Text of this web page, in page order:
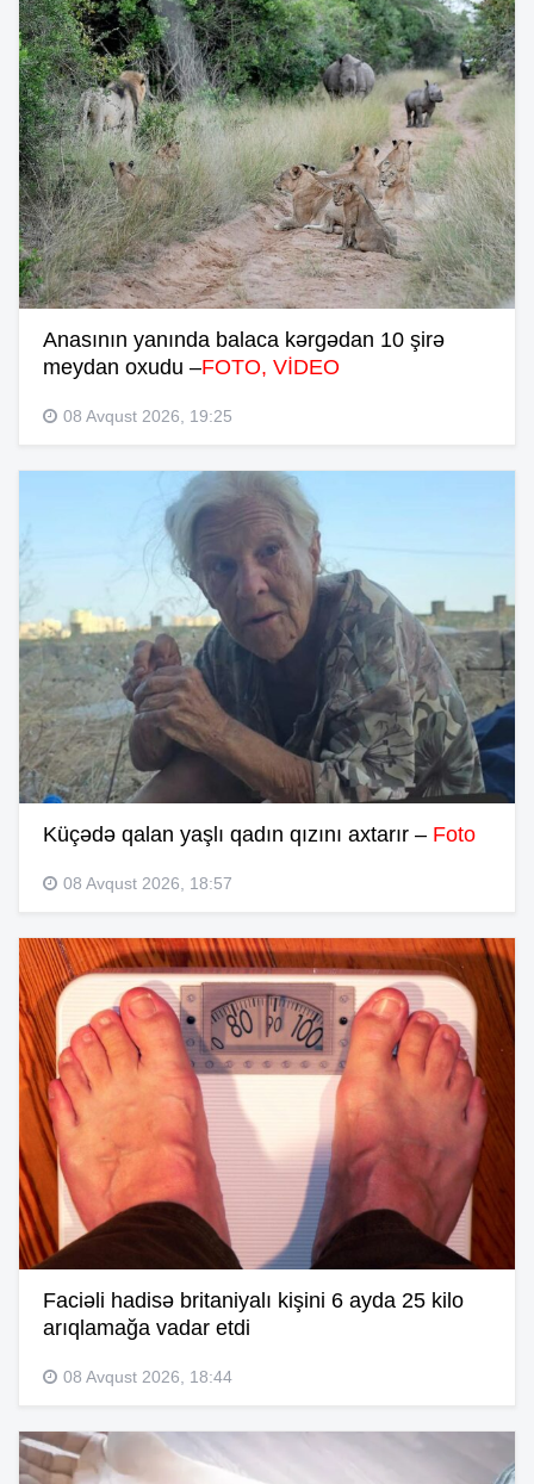
Anasının yanında balaca kərgədan 10 şirə
meydan oxudu –FOTO, VİDEO
08 Avqust 2026, 19:25
Küçədə qalan yaşlı qadın qızını axtarır – Foto
08 Avqust 2026, 18:57
Faciəli hadisə britaniyalı kişini 6 ayda 25 kilo
arıqlamağa vadar etdi
08 Avqust 2026, 18:44